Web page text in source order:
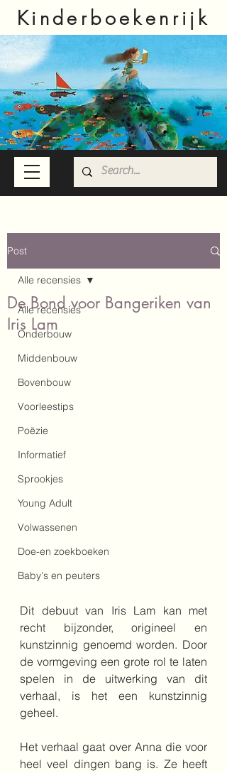
Kinderboekenrijk
Post
Alle recensies
Onderbouw
Middenbouw
Bovenbouw
Voorleestips
Poëzie
Informatief
Sprookjes
Young Adult
Volwassenen
Doe-en zoekboeken
Baby's en peuters
Alle recensies
De Bond voor Bangeriken van
Iris Lam
Dit debuut van Iris Lam kan met
recht bijzonder, origineel en
kunstzinnig genoemd worden. Door
de vormgeving een grote rol te laten
spelen in de uitwerking van dit
verhaal, is het een kunstzinnig
geheel.
Het verhaal gaat over Anna die voor
heel veel dingen bang is. Ze heeft